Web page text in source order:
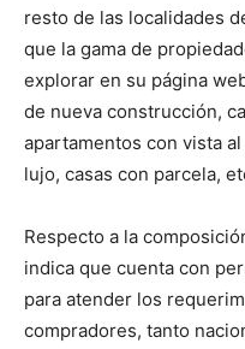
resto de las localidades
que la gama de
explorar en su página
de nueva construcción,
apartamentos con vista
lujo, casas con parcela,
Respecto a la
indica que cuenta con
para atender los
compradores, tanto